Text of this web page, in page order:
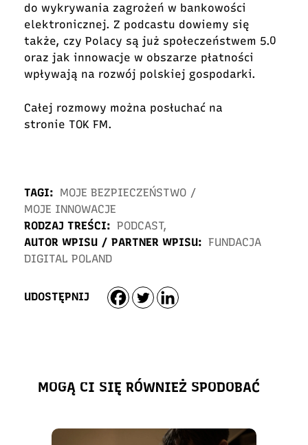
do wykrywania zagrożeń w bankowości
elektronicznej. Z podcastu dowiemy się
także, czy Polacy są już społeczeństwem 5.0
oraz jak innowacje w obszarze płatności
wpływają na rozwój polskiej gospodarki.
Całej rozmowy można posłuchać na
stronie TOK FM.
TAGI: MOJE BEZPIECZEŃSTWO /
MOJE INNOWACJE
RODZAJ TREŚCI: PODCAST,
AUTOR WPISU / PARTNER WPISU: FUNDACJA
DIGITAL POLAND
UDOSTĘPNIJ
MOGĄ CI SIĘ RÓWNIEŻ SPODOBAĆ